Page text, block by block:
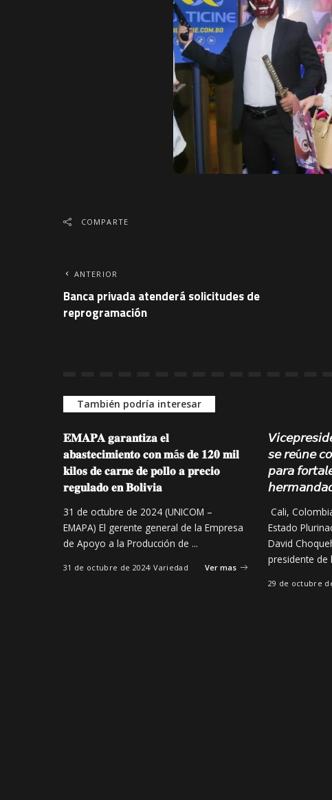
COMPARTE
ANTERIOR
Banca privada atenderá solicitudes de
reprogramación
También podría interesar
𝐄𝐌𝐀𝐏𝐀 𝐠𝐚𝐫𝐚𝐧𝐭𝐢𝐳𝐚 𝐞𝐥
𝐚𝐛𝐚𝐬𝐭𝐞𝐜𝐢𝐦𝐢𝐞𝐧𝐭𝐨 𝐜𝐨𝐧 𝐦á𝐬 𝐝𝐞 𝟏𝟐𝟎 𝐦𝐢𝐥
𝐤𝐢𝐥𝐨𝐬 𝐝𝐞 𝐜𝐚𝐫𝐧𝐞 𝐝𝐞 𝐩𝐨𝐥𝐥𝐨 𝐚 𝐩𝐫𝐞𝐜𝐢𝐨
𝐫𝐞𝐠𝐮𝐥𝐚𝐝𝐨 𝐞𝐧 𝐁𝐨𝐥𝐢𝐯𝐢𝐚
31 de octubre de 2024 (UNICOM –
EMAPA) El gerente general de la Empresa
de Apoyo a la Producción de ...
31 de octubre de 2024 Variedad Ver mas
𝘴𝘦 𝘳𝘦ú𝘯𝘦
𝘱𝘢𝘳𝘢
Cali,
Estado
David
presidente de
29 de octubre